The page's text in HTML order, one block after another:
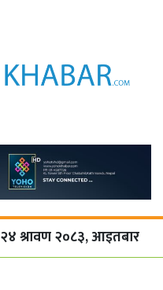
२४ श्रावण २०८३, आइतबार